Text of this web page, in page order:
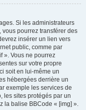
Si les administrateurs
vous pourrez transférer des
insérer un lien vers
public, comme par
». Vous ne pourrez
sur votre propre
soit en lui-même un
hébergées derrière un
exemple les services de
les sites protégés par un
la balise BBCode « [img] ».